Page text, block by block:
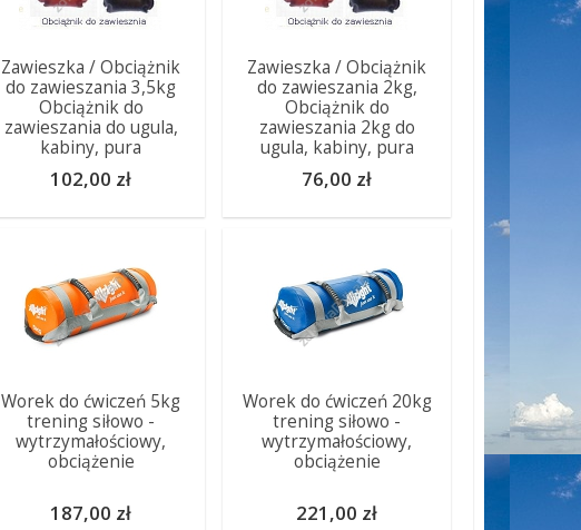
Zawieszka / Obciążnik
do zawieszania 3,5kg
Obciążnik do
zawieszania do ugula,
kabiny, pura
102,00 zł
Zawieszka / Obciążnik
do zawieszania 2kg,
Obciążnik do
zawieszania 2kg do
ugula, kabiny, pura
76,00 zł
Worek do ćwiczeń 5kg
trening siłowo -
wytrzymałościowy,
obciążenie
187,00 zł
Worek do ćwiczeń 20kg
trening siłowo -
wytrzymałościowy,
obciążenie
221,00 zł